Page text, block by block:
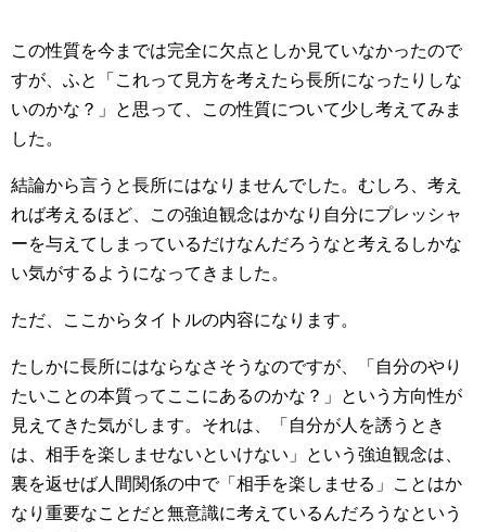
この性質を今までは完全に欠点としか見ていなかったので
すが、ふと「これって見方を考えたら長所になったりしな
いのかな？」と思って、この性質について少し考えてみま
した。
結論から言うと長所にはなりませんでした。むしろ、考え
れば考えるほど、この強迫観念はかなり自分にプレッシャ
ーを与えてしまっているだけなんだろうなと考えるしかな
い気がするようになってきました。
ただ、ここからタイトルの内容になります。
たしかに長所にはならなさそうなのですが、「自分のやり
たいことの本質ってここにあるのかな？」という方向性が
見えてきた気がします。それは、「自分が人を誘うとき
は、相手を楽しませないといけない」という強迫観念は、
裏を返せば人間関係の中で「相手を楽しませる」ことはか
なり重要なことだと無意識に考えているんだろうなという